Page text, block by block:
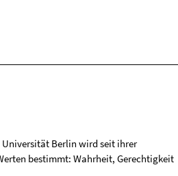
Universität Berlin wird seit ihrer
bestimmt: Wahrheit, Gerechtigkeit